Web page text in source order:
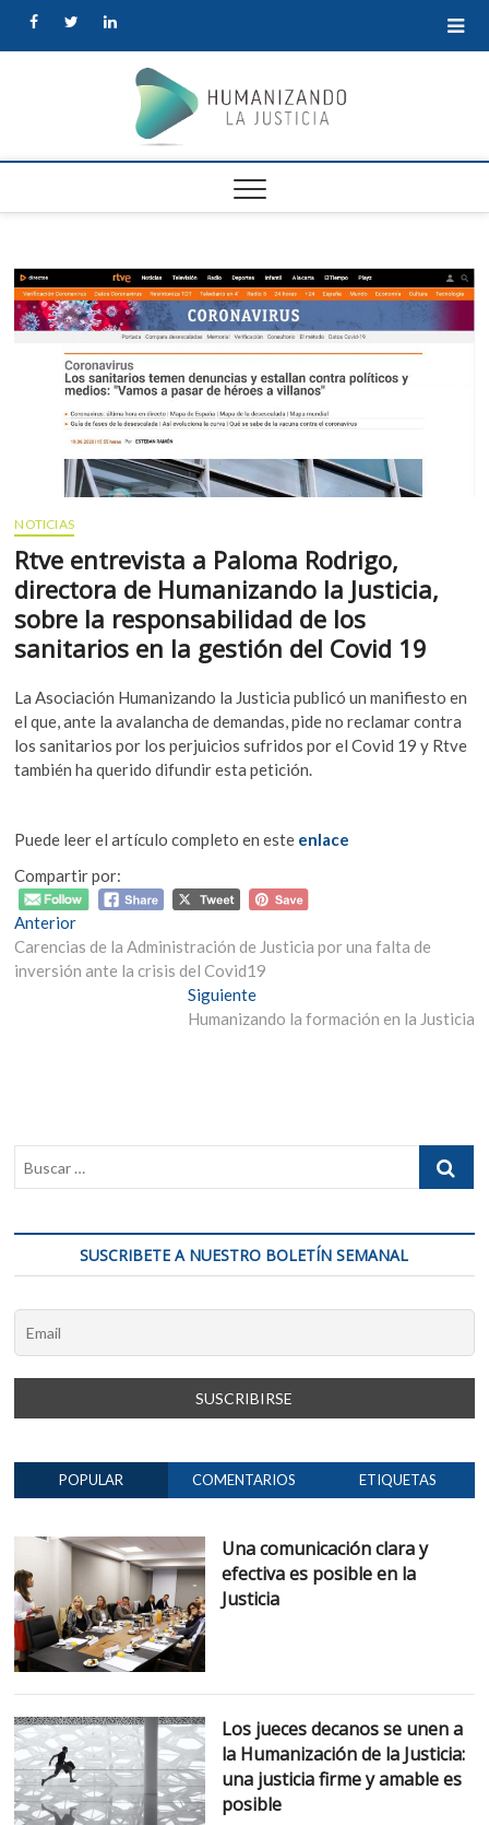
facebooktwitterlinkedin
NOTICIAS
Rtve entrevista a Paloma Rodrigo,
directora de Humanizando la Justicia,
sobre la responsabilidad de los
sanitarios en la gestión del Covid 19
La Asociación Humanizando la Justicia publicó un manifiesto en
el que, ante la avalancha de demandas, pide no reclamar contra
los sanitarios por los perjuicios sufridos por el Covid 19 y Rtve
también ha querido difundir esta petición.
Puede leer el artículo completo en este enlace
Compartir por:
Navegación
de
AnteriorEntrada
anterior:
Carencias de la Administración de Justicia por una falta de
inversión ante la crisis del Covid19
SiguienteEntrada
siguiente:
Humanizando la formación en la Justicia
SUSCRIBETE A NUESTRO BOLETÍN SEMANAL
POPULAR COMENTARIOS ETIQUETAS
Una comunicación clara y
efectiva es posible en la
Justicia
Los jueces decanos se unen a
la Humanización de la Justicia:
una justicia firme y amable es
posible